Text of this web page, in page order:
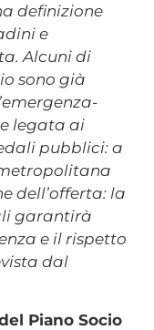
definizione
e
Alcuni di
sono già
legata ai
pubblici: a
dell’offerta: la
garantirà
e il rispetto
dal
Piano Socio